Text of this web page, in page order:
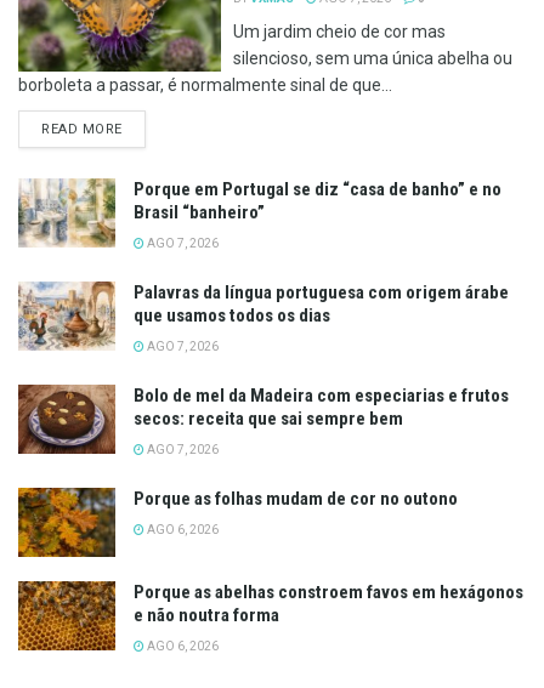
Um jardim cheio de cor mas
silencioso, sem uma única abelha ou
borboleta a passar, é normalmente sinal de que...
READ MOREDETAILS
Porque em Portugal se diz “casa de banho” e no
Brasil “banheiro”
AGO 7, 2026
Palavras da língua portuguesa com origem árabe
que usamos todos os dias
AGO 7, 2026
Bolo de mel da Madeira com especiarias e frutos
secos: receita que sai sempre bem
AGO 7, 2026
Porque as folhas mudam de cor no outono
AGO 6, 2026
Porque as abelhas constroem favos em hexágonos
e não noutra forma
AGO 6, 2026